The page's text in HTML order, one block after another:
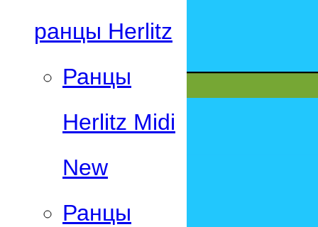
ранцы Herlitz
Ранцы
Herlitz Midi
New
Ранцы